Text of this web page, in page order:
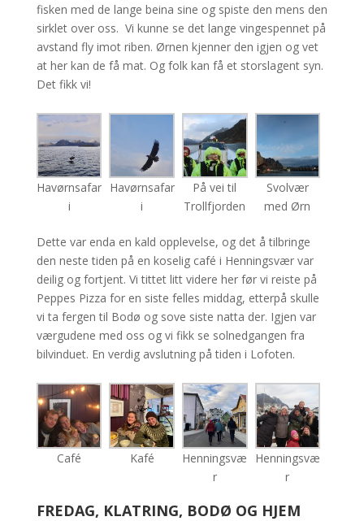
fisken med de lange beina sine og spiste den mens den
sirklet over oss. Vi kunne se det lange vingespennet på
avstand fly imot riben. Ørnen kjenner den igjen og vet
at her kan de få mat. Og folk kan få et storslagent syn.
Det fikk vi!
Havørnsafar
i
Havørnsafar
i
På vei til
Trollfjorden
Svolvær
med Ørn
Dette var enda en kald opplevelse, og det å tilbringe
den neste tiden på en koselig café i Henningsvær var
deilig og fortjent. Vi tittet litt videre her før vi reiste på
Peppes Pizza for en siste felles middag, etterpå skulle
vi ta fergen til Bodø og sove siste natta der. Igjen var
værgudene med oss og vi fikk se solnedgangen fra
bilvinduet. En verdig avslutning på tiden i Lofoten.
Café Kafé
Henningsvæ
r
Henningsvæ
r
FREDAG, KLATRING, BODØ OG HJEM